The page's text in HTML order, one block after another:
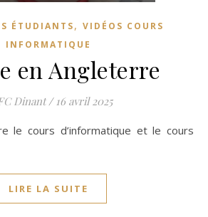
ÉTUDIANTS, VIDÉOS COURS
INFORMATIQUE
en Angleterre
Dinant / 16 avril 2025
LIRE LA SUITE